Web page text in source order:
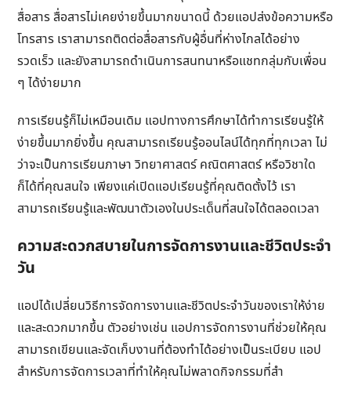
สื่อสาร สื่อสารไม่เคยง่ายขึ้นมากขนาดนี้ ด้วยแอปส่งข้อความหรือ
โทรสาร เราสามารถติดต่อสื่อสารกับผู้อื่นที่ห่างไกลได้อย่าง
รวดเร็ว และยังสามารถดำเนินการสนทนาหรือแชทกลุ่มกับเพื่อน
ๆ ได้ง่ายมาก
การเรียนรู้ก็ไม่เหมือนเดิม แอปทางการศึกษาได้ทำการเรียนรู้ให้
ง่ายขึ้นมากยิ่งขึ้น คุณสามารถเรียนรู้ออนไลน์ได้ทุกที่ทุกเวลา ไม่
ว่าจะเป็นการเรียนภาษา วิทยาศาสตร์ คณิตศาสตร์ หรือวิชาใด
ก็ได้ที่คุณสนใจ เพียงแค่เปิดแอปเรียนรู้ที่คุณติดตั้งไว้ เรา
สามารถเรียนรู้และพัฒนาตัวเองในประเด็นที่สนใจได้ตลอดเวลา
ความสะดวกสบายในการจัดการงานและชีวิตประจำ
วัน
แอปได้เปลี่ยนวิธีการจัดการงานและชีวิตประจำวันของเราให้ง่าย
และสะดวกมากขึ้น ตัวอย่างเช่น แอปการจัดการงานที่ช่วยให้คุณ
สามารถเขียนและจัดเก็บงานที่ต้องทำได้อย่างเป็นระเบียบ แอป
สำหรับการจัดการเวลาที่ทำให้คุณไม่พลาดกิจกรรมที่สำ